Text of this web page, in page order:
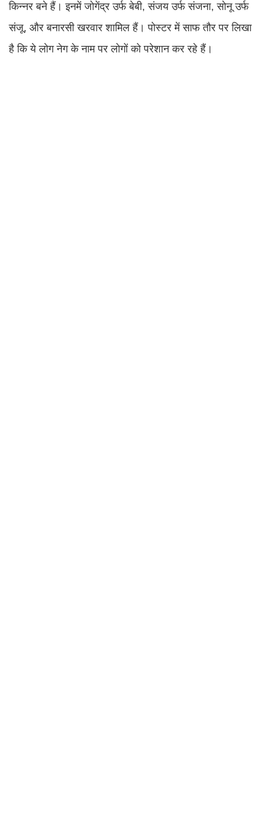
किन्नर बने हैं। इनमें जोगेंद्र उर्फ बेबी, संजय उर्फ संजना, सोनू उर्फ
संजू, और बनारसी खरवार शामिल हैं। पोस्टर में साफ तौर पर लिखा
है कि ये लोग नेग के नाम पर लोगों को परेशान कर रहे हैं।